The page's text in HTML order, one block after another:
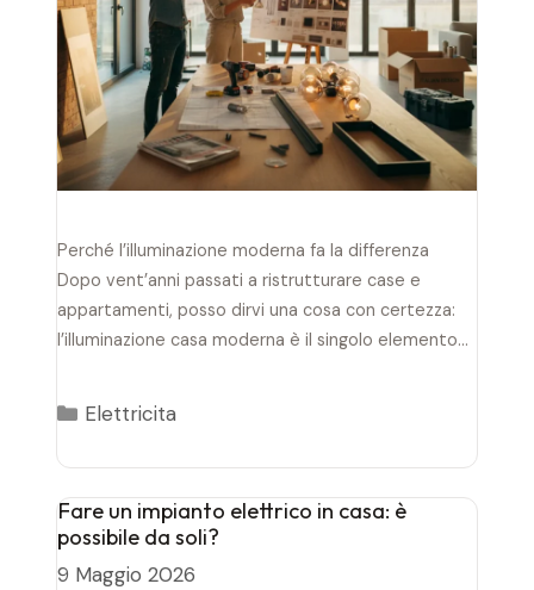
Perché l’illuminazione moderna fa la differenza
Dopo vent’anni passati a ristrutturare case e
appartamenti, posso dirvi una cosa con certezza:
l’illuminazione casa moderna è il singolo elemento
Categorie
Elettricita
Fare un impianto elettrico in casa: è
possibile da soli?
9 Maggio 2026